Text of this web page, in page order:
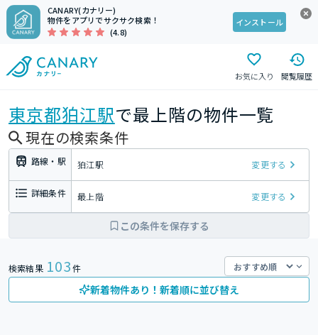
CANARY(カナリー)
物件をアプリでサクサク検索！
(4.8)
インストール
お気に入り 閲覧履歴
東京都狛江駅で最上階の物件一覧
現在の検索条件
路線・駅 狛江駅 変更する
詳細条件 最上階 変更する
この条件を保存する
検索結果 103件
新着物件あり！新着順に並び替え